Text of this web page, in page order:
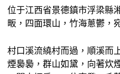
位于江西省景德鎮市浮梁縣
畈，四面環山，竹海蔥鬱，
村口溪流繞村而過，順溪而
煙裊裊，群山如黛，向著炊